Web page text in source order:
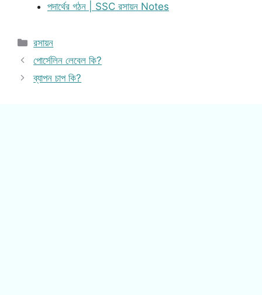
পদার্থের গঠন | SSC রসায়ন Notes
Categories
রসায়ন
পোর্সেলিন লেবেল কি?
ব্যাপন চাপ কি?